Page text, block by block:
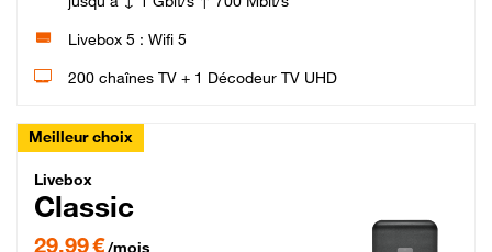
Livebox 5 : Wifi 5
200 chaînes TV + 1 Décodeur TV UHD
Meilleur choix
Livebox Classic Fibre
Livebox
Classic
29,99 € par mois pendant 12 mois puis 42,99 € par mois, Engagement 12 mois
29,99 €/mois